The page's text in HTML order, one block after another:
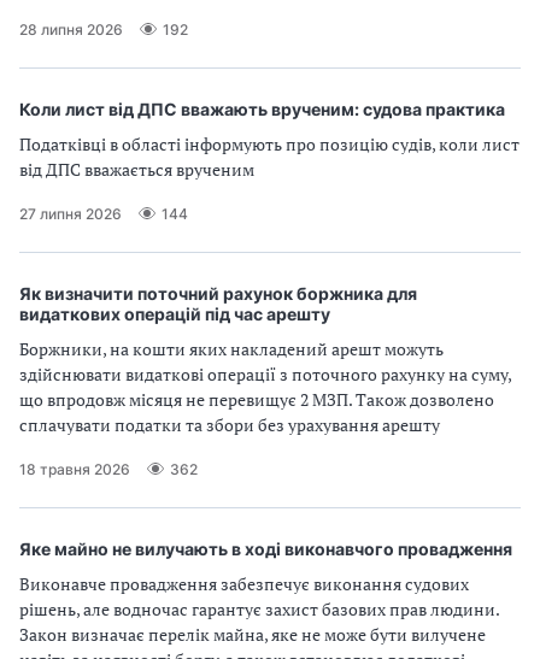
28 липня 2026 192
Коли лист від ДПС вважають врученим: судова практика
Податківці в області інформують про позицію судів, коли лист
від ДПС вважається врученим
27 липня 2026 144
Як визначити поточний рахунок боржника для
видаткових операцій під час арешту
Боржники, на кошти яких накладений арешт можуть
здійснювати видаткові операції з поточного рахунку на суму,
що впродовж місяця не перевищує 2 МЗП. Також дозволено
сплачувати податки та збори без урахування арешту
18 травня 2026 362
Яке майно не вилучають в ході виконавчого провадження
Виконавче провадження забезпечує виконання судових
рішень, але водночас гарантує захист базових прав людини.
Закон визначає перелік майна, яке не може бути вилучене